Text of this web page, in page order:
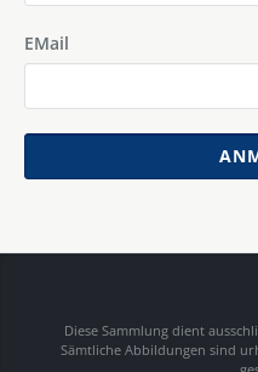
EMail
Diese Sammlung dient
Sämtliche Abbildungen sind